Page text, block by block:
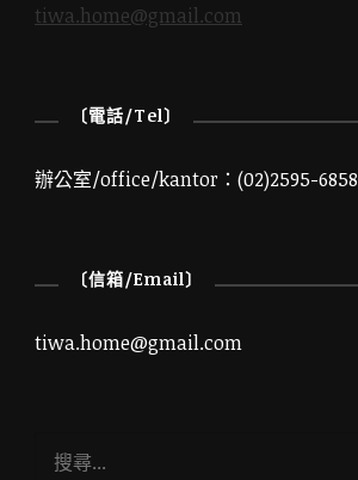
tiwa.home@gmail.com
〔電話/Tel〕
辦公室/office/kantor：(02)2595-6858
〔信箱/Email〕
tiwa.home@gmail.com